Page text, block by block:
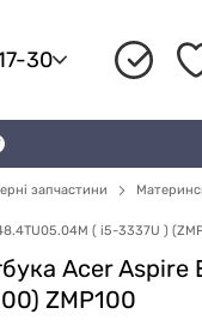
30
запчастини
( i5-3337U )
Acer Aspire
ZMP100